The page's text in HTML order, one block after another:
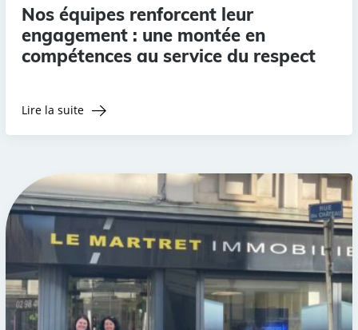
Nos équipes renforcent leur
engagement : une montée en
compétences au service du respect
Lire la suite